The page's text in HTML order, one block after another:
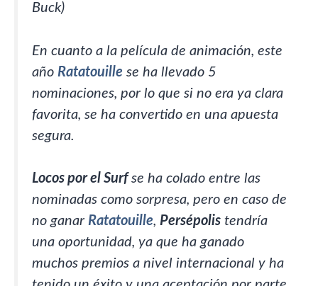
Buck)
En cuanto a la película de animación, este
año Ratatouille se ha llevado 5
nominaciones, por lo que si no era ya clara
favorita, se ha convertido en una apuesta
segura.
Locos por el Surf se ha colado entre las
nominadas como sorpresa, pero en caso de
no ganar Ratatouille, Persépolis tendría
una oportunidad, ya que ha ganado
muchos premios a nivel internacional y ha